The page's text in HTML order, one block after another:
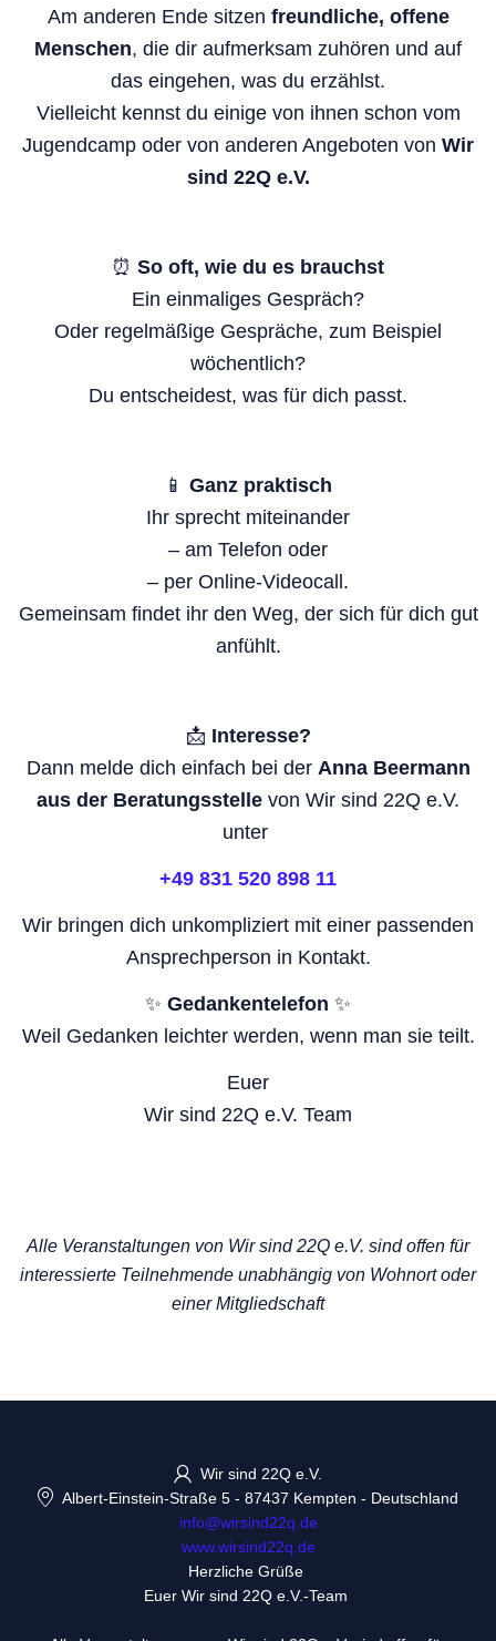
Am anderen Ende sitzen freundliche, offene
Menschen, die dir aufmerksam zuhören und auf
das eingehen, was du erzählst.
Vielleicht kennst du einige von ihnen schon vom
Jugendcamp oder von anderen Angeboten von Wir
sind 22Q e.V.
⏰ So oft, wie du es brauchst
Ein einmaliges Gespräch?
Oder regelmäßige Gespräche, zum Beispiel
wöchentlich?
Du entscheidest, was für dich passt.
📱 Ganz praktisch
Ihr sprecht miteinander
– am Telefon oder
– per Online-Videocall.
Gemeinsam findet ihr den Weg, der sich für dich gut
anfühlt.
📩 Interesse?
Dann melde dich einfach bei der Anna Beermann
aus der Beratungsstelle von Wir sind 22Q e.V.
unter
+49 831 520 898 11
Wir bringen dich unkompliziert mit einer passenden
Ansprechperson in Kontakt.
✨ Gedankentelefon ✨
Weil Gedanken leichter werden, wenn man sie teilt.
Euer
Wir sind 22Q e.V. Team
Alle Veranstaltungen von Wir sind 22Q e.V. sind offen für
interessierte Teilnehmende unabhängig von Wohnort oder
einer Mitgliedschaft
Wir sind 22Q e.V.
Albert-Einstein-Straße 5 - 87437 Kempten - Deutschland
info@wirsind22q.de
www.wirsind22q.de
Herzliche Grüße
Euer Wir sind 22Q e.V.-Team